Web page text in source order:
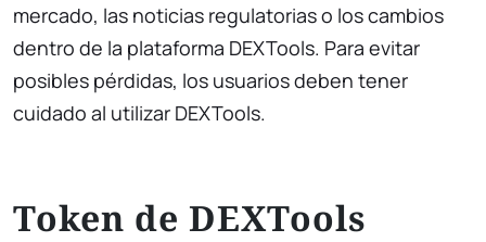
mercado, las noticias regulatorias o los cambios
dentro de la plataforma DEXTools. Para evitar
posibles pérdidas, los usuarios deben tener
cuidado al utilizar DEXTools.
Token de DEXTools